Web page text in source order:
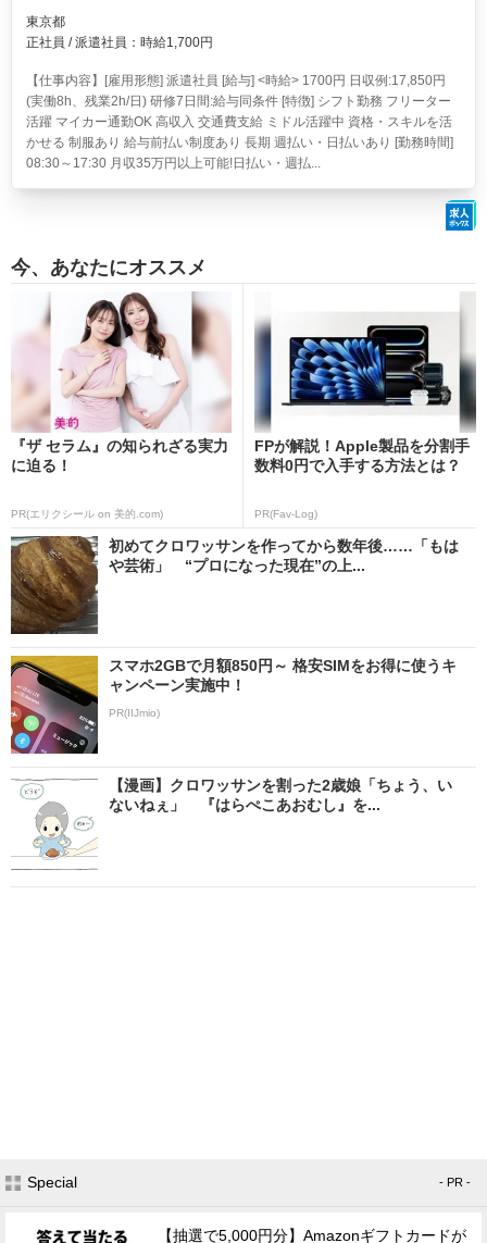
東京都
正社員 / 派遣社員：時給1,700円
【仕事内容】[雇用形態] 派遣社員 [給与] <時給> 1700円 日収例:17,850円
(実働8h、残業2h/日) 研修7日間:給与同条件 [特徴] シフト勤務 フリーター
活躍 マイカー通勤OK 高収入 交通費支給 ミドル活躍中 資格・スキルを活
かせる 制服あり 給与前払い制度あり 長期 週払い・日払いあり [勤務時間]
08:30～17:30 月収35万円以上可能!日払い・週払...
今、あなたにオススメ
『ザ セラム』の知られざる実力
に迫る！
PR(エリクシール on 美的.com)
FPが解説！Apple製品を分割手
数料0円で入手する方法とは？
PR(Fav-Log)
初めてクロワッサンを作ってから数年後……「もは
や芸術」 “プロになった現在”の上...
スマホ2GBで月額850円～ 格安SIMをお得に使うキ
ャンペーン実施中！
PR(IIJmio)
【漫画】クロワッサンを割った2歳娘「ちょう、い
ないねぇ」 『はらぺこあおむし』を...
Special - PR -
【抽選で5,000円分】Amazonギフトカードが